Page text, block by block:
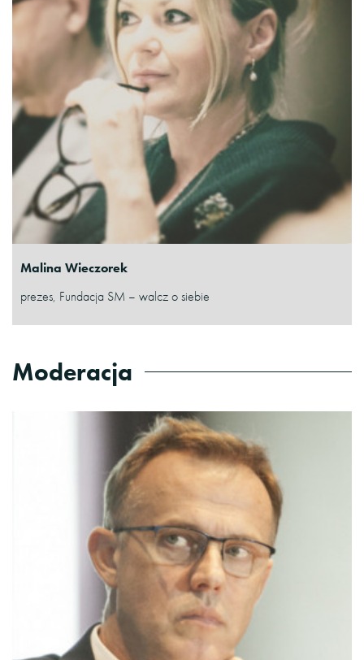
Malina Wieczorek
prezes, Fundacja SM – walcz o siebie
Moderacja